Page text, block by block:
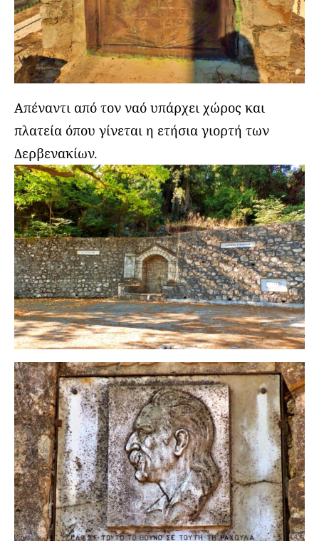
Απέναντι από τον ναό υπάρχει χώρος και
πλατεία όπου γίνεται η ετήσια γιορτή των
Δερβενακίων.